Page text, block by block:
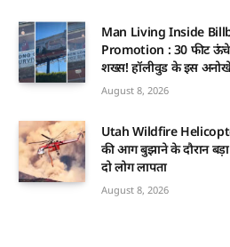
Man Living Inside
Promotion : 30 फीट ऊंचे
शख्स! हॉलीवुड के इस अनोखे
August 8, 2026
Utah Wildfire
की आग बुझाने के दौरान बड़ा
दो लोग लापता
August 8, 2026